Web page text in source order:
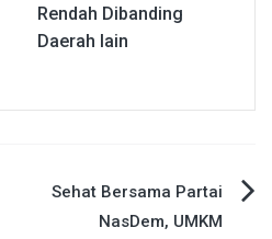
Rendah Dibanding
Daerah lain
Sehat Bersama Partai
NasDem, UMKM